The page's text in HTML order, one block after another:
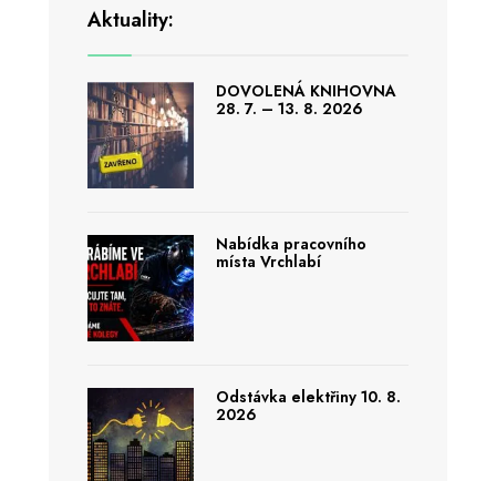
Aktuality:
DOVOLENÁ KNIHOVNA
28. 7. – 13. 8. 2026
Nabídka pracovního
místa Vrchlabí
Odstávka elektřiny 10. 8.
2026